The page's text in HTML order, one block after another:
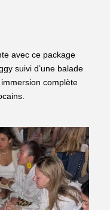
avec ce package
suivi d’une balade
complète